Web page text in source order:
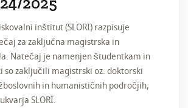
inštitut (SLORI) razpisuje
za zaključna magistrska in
Natečaj je namenjen študentkam in
so zaključili magistrski oz. doktorski
in humanističnih področjih,
SLORI.